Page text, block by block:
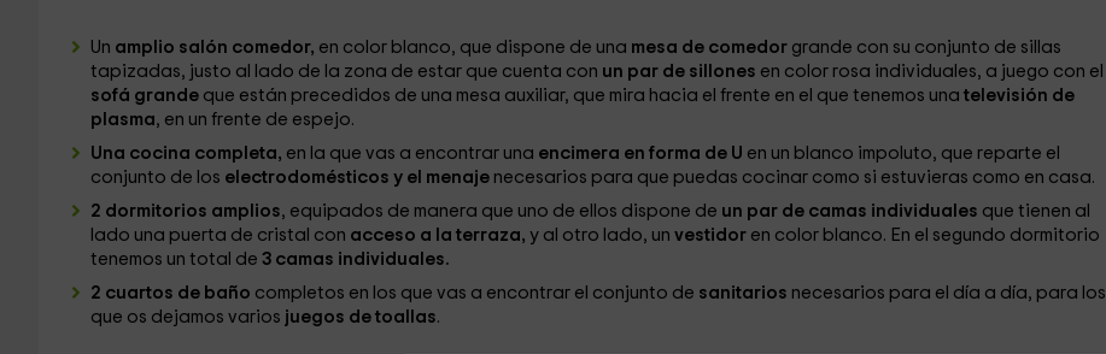
Un amplio salón comedor, en color blanco, que dispone de una mesa de comedor grande con su conjunto de sillas
tapizadas, justo al lado de la zona de estar que cuenta con un par de sillones en color rosa individuales, a juego con el
sofá grandeque están precedidos de una mesa auxiliar, que mira hacia el frente en el que tenemos una televisión de
plasma, en un frente de espejo.
Una cocina completa, en la que vas a encontrar una encimera en forma de U en un blanco impoluto, que reparte el
conjunto de los electrodomésticos y el menajenecesarios para que puedas cocinar como si estuvieras como en casa.
2 dormitorios amplios, equipados de manera que uno de ellos dispone de un par de camas individuales que tienen al
lado una puerta de cristal con acceso a la terraza, y al otro lado, un vestidor en color blanco. En el segundo dormitorio
tenemos un total de 3 camas individuales.
2 cuartos de baño completos en los que vas a encontrar el conjunto de sanitarios necesarios para el día a día, para los
que os dejamos varios juegos de toallas.